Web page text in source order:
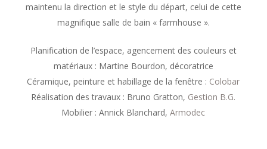
maintenu la direction et le style du départ, celui de cette
magnifique salle de bain « farmhouse ».
Planification de l’espace, agencement des couleurs et
matériaux : Martine Bourdon, décoratrice
Céramique, peinture et habillage de la fenêtre : Colobar
Réalisation des travaux : Bruno Gratton, Gestion B.G.
Mobilier : Annick Blanchard,Armodec